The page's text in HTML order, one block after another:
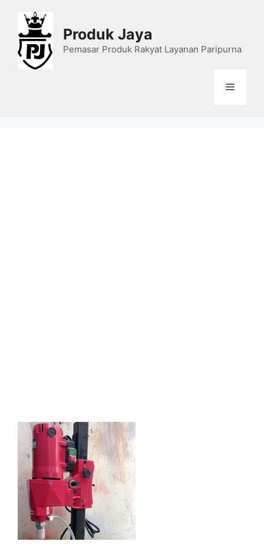
content
Produk Jaya
Pemasar Produk Rakyat Layanan Paripurna
Menu